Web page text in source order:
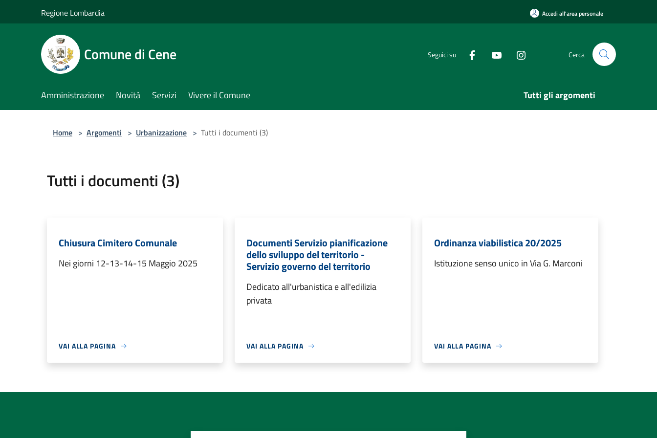
Regione Lombardia Accedi all'area personale
Comune di Cene Seguici su Cerca
Amministrazione Novità Servizi Vivere il Comune Tutti gli argomenti
Home > Argomenti > Urbanizzazione > Tutti i documenti (3)
Tutti i documenti (3)
Chiusura Cimitero Comunale
Nei giorni 12-13-14-15 Maggio 2025
VAI ALLA PAGINA
Documenti Servizio pianificazione
dello sviluppo del territorio -
Servizio governo del territorio
Dedicato all'urbanistica e all'edilizia
privata
VAI ALLA PAGINA
Ordinanza viabilistica 20/2025
Istituzione senso unico in Via G. Marconi
VAI ALLA PAGINA